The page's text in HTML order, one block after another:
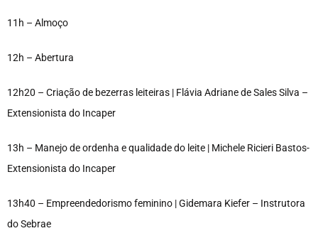
11h – Almoço
12h – Abertura
12h20 – Criação de bezerras leiteiras | Flávia Adriane de Sales Silva –
Extensionista do Incaper
13h – Manejo de ordenha e qualidade do leite | Michele Ricieri Bastos-
Extensionista do Incaper
13h40 – Empreendedorismo feminino | Gidemara Kiefer – Instrutora
do Sebrae